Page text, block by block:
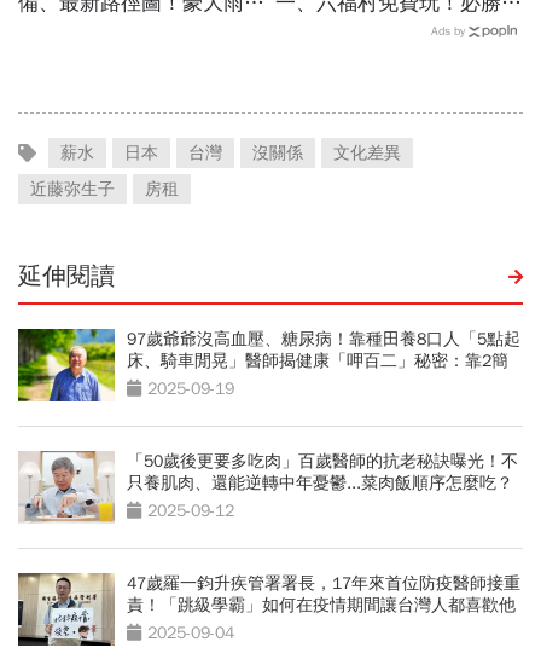
客、肯德基、遊樂園…29
Ads by
薪水 日本 台灣 沒關係
文化差異
近藤弥生子
房租
延伸閱讀
97歲爺爺沒高血壓、糖尿病！靠種田養8口人「5點起
床、騎車閒晃」醫師揭健康「呷百二」秘密：靠2簡
單習慣
2025-09-19
「50歲後更要多吃肉」百歲醫師的抗老秘訣曝光！不
只養肌肉、還能逆轉中年憂鬱...菜肉飯順序怎麼吃？
2025-09-12
47歲羅一鈞升疾管署署長，17年來首位防疫醫師接重
責！「跳級學霸」如何在疫情期間讓台灣人都喜歡他
2025-09-04